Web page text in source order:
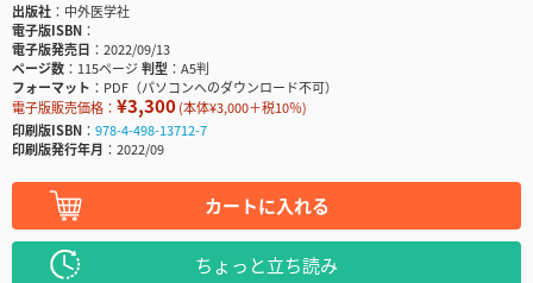
出版社
中外医学社
電子版ISBN
電子版発売日
2022/09/13
ページ数
115ページ判型
A5判
フォーマット
PDF（パソコンへのダウンロード不可）
電子版販売価格： ¥3,300(本体¥3,000＋税10％)
印刷版ISBN
978-4-498-13712-7
印刷版発行年月
2022/09
カートに入れる
ちょっと立ち読み